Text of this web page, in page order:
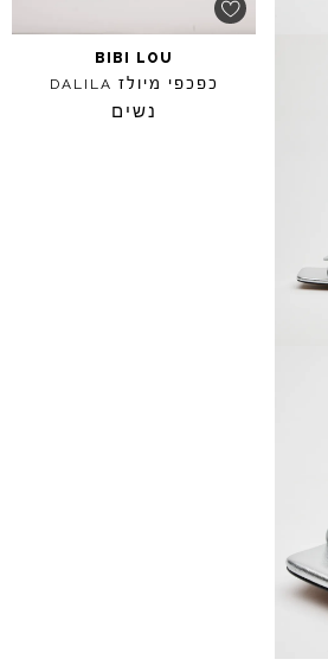
BIBI LOU
כפכפי מיולז DALILA
נשים